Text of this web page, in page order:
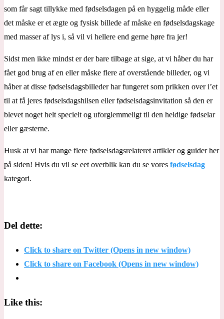
som får sagt tillykke med fødselsdagen på en hyggelig måde eller
det måske er et ægte og fysisk billede af måske en fødselsdagskage
med masser af lys i, så vil vi hellere end gerne høre fra jer!
Sidst men ikke mindst er der bare tilbage at sige, at vi håber du har
fået god brug af en eller måske flere af overstående billeder, og vi
håber at disse fødselsdagsbilleder har fungeret som prikken over i’et
til at få jeres fødselsdagshilsen eller fødselsdagsinvitation så den er
blevet noget helt specielt og uforglemmeligt til den heldige fødselar
eller gæsterne.
Husk at vi har mange flere fødselsdagsrelateret artikler og guider her
på siden! Hvis du vil se eet overblik kan du se vores fødselsdag
kategori.
Del dette:
Click to share on Twitter (Opens in new window)
Click to share on Facebook (Opens in new window)
Like this: